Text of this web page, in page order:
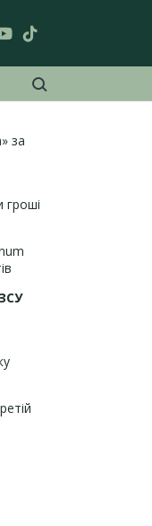
за
гроші